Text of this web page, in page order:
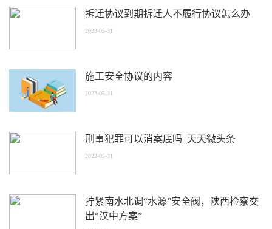
拆迁协议到期拆迁人不履行协议怎么办
2023-05-31
施工安全协议的内容
2023-05-31
刑事犯罪可以消案底吗_天天微头条
2023-05-31
拧紧南水北调“水源”安全阀，陕西检察交
出“汉中方案”